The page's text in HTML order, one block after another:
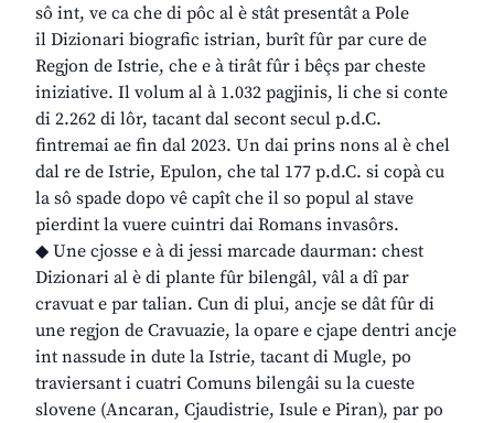
sô int, ve ca che di pôc al è stât presentât a Pole
il Dizionari biografic istrian, burît fûr par cure de
Regjon de Istrie, che e à tirât fûr i bêçs par cheste
iniziative. Il volum al à 1.032 pagjinis, li che si conte
di 2.262 di lôr, tacant dal secont secul p.d.C.
fintremai ae fin dal 2023. Un dai prins nons al è chel
dal re de Istrie, Epulon, che tal 177 p.d.C. si copà cu
la sô spade dopo vê capît che il so popul al stave
pierdint la vuere cuintri dai Romans invasôrs.
◆ Une cjosse e à di jessi marcade daurman: chest
Dizionari al è di plante fûr bilengâl, vâl a dî par
cravuat e par talian. Cun di plui, ancje se dât fûr di
une regjon de Cravuazie, la opare e cjape dentri ancje
int nassude in dute la Istrie, tacant di Mugle, po
traviersant i cuatri Comuns bilengâi su la cueste
slovene (Ancaran, Cjaudistrie, Isule e Piran), par po